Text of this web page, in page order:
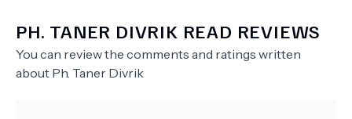
PH. TANER DIVRIK READ REVIEWS
You can review the comments and ratings written
about Ph. Taner Divrik